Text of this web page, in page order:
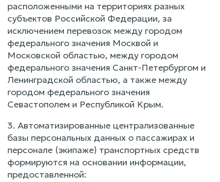
расположенными на территориях разных
субъектов Российской Федерации, за
исключением перевозок между городом
федерального значения Москвой и
Московской областью, между городом
федерального значения Санкт-Петербургом и
Ленинградской областью, а также между
городом федерального значения
Севастополем и Республикой Крым.
3. Автоматизированные централизованные
базы персональных данных о пассажирах и
персонале (экипаже) транспортных средств
формируются на основании информации,
предоставленной: